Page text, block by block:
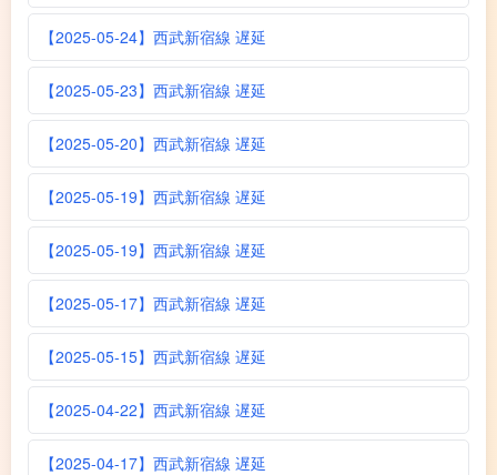
【2025-05-24】西武新宿線 遅延
【2025-05-23】西武新宿線 遅延
【2025-05-20】西武新宿線 遅延
【2025-05-19】西武新宿線 遅延
【2025-05-19】西武新宿線 遅延
【2025-05-17】西武新宿線 遅延
【2025-05-15】西武新宿線 遅延
【2025-04-22】西武新宿線 遅延
【2025-04-17】西武新宿線 遅延